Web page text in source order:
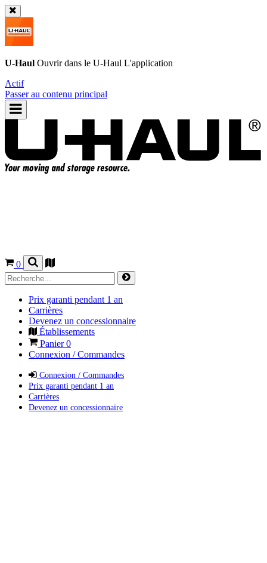
U-Haul Ouvrir dans le U-Haul L'application
Actif
Passer au contenu principal
0
Prix garanti pendant 1 an
Carrières
Devenez un concessionnaire
Établissements
Panier0
Connexion / Commandes
Connexion / Commandes
Prix garanti pendant 1 an
Carrières
Devenez un concessionnaire